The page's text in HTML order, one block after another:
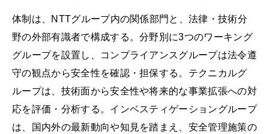
体制は、NTTグループ内の関係部門と、法律・技術分
野の外部有識者で構成する。分野別に3つのワーキング
グループを設置し、コンプライアンスグループは法令遵
守の観点から安全性を確認・担保する。テクニカルグ
ループは、技術面から安全性や将来的な事業拡張への対
応を評価・分析する。インベスティゲーショングループ
は、国内外の最新動向や知見を踏まえ、安全管理施策の